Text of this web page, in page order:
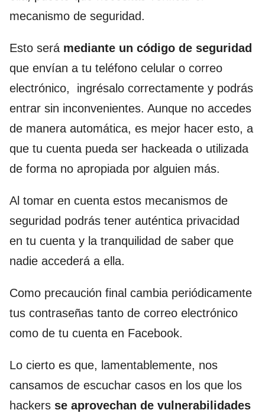
mecanismo de seguridad.
Esto será mediante un código de seguridad
que envían a tu teléfono celular o correo
electrónico, ingrésalo correctamente y podrás
entrar sin inconvenientes. Aunque no accedes
de manera automática, es mejor hacer esto, a
que tu cuenta pueda ser hackeada o utilizada
de forma no apropiada por alguien más.
Al tomar en cuenta estos mecanismos de
seguridad podrás tener auténtica privacidad
en tu cuenta y la tranquilidad de saber que
nadie accederá a ella.
Como precaución final cambia periódicamente
tus contraseñas tanto de correo electrónico
como de tu cuenta en Facebook.
Lo cierto es que, lamentablemente, nos
cansamos de escuchar casos en los que los
hackers se aprovechan de vulnerabilidades